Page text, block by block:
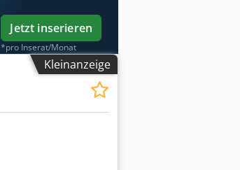
Jetzt inserieren
*pro Inserat/Monat
Kleinanzeige